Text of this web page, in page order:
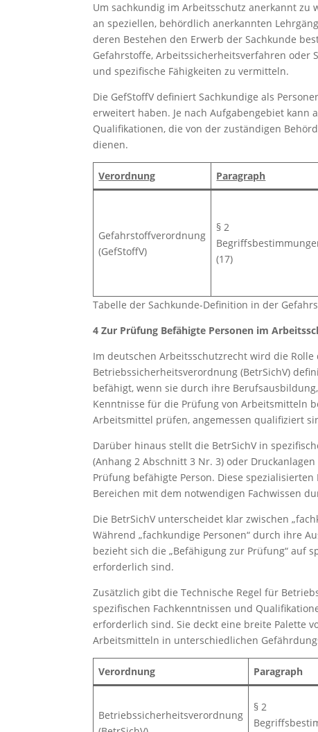
Um sachkundig im Arbeitsschutz anerkannt zu
an speziellen, behördlich anerkannten
deren Bestehen den Erwerb der Sachkunde
Gefahrstoffe, Arbeitssicherheitsverfahren oder
und spezifische Fähigkeiten zu vermitteln.
Die GefStoffV definiert Sachkundige als
erweitert haben. Je nach Aufgabengebiet
Qualifikationen, die von der zuständigen
dienen.
Verordnung Paragraph
Gefahrstoffverordnung
(GefStoffV)
§ 2
(17)
Tabelle der Sachkunde-Definition in der
4 Zur Prüfung Befähigte Personen im
Im deutschen Arbeitsschutzrecht wird die
Betriebssicherheitsverordnung (BetrSichV)
befähigt, wenn sie durch ihre
Kenntnisse für die Prüfung von Arbeitsmitteln
Arbeitsmittel prüfen, angemessen qualifiziert
Darüber hinaus stellt die BetrSichV in
(Anhang 2 Abschnitt 3 Nr. 3) oder
Prüfung befähigte Person. Diese
Bereichen mit dem notwendigen Fachwissen
Die BetrSichV unterscheidet klar zwischen
Während „fachkundige Personen“ durch ihre
bezieht sich die „Befähigung zur Prüfung“ auf
erforderlich sind.
Zusätzlich gibt die Technische Regel für
spezifischen Fachkenntnissen und
erforderlich sind. Sie deckt eine breite Palette
Arbeitsmitteln in unterschiedlichen
Verordnung Paragraph
Betriebssicherheitsverordnung
§ 2